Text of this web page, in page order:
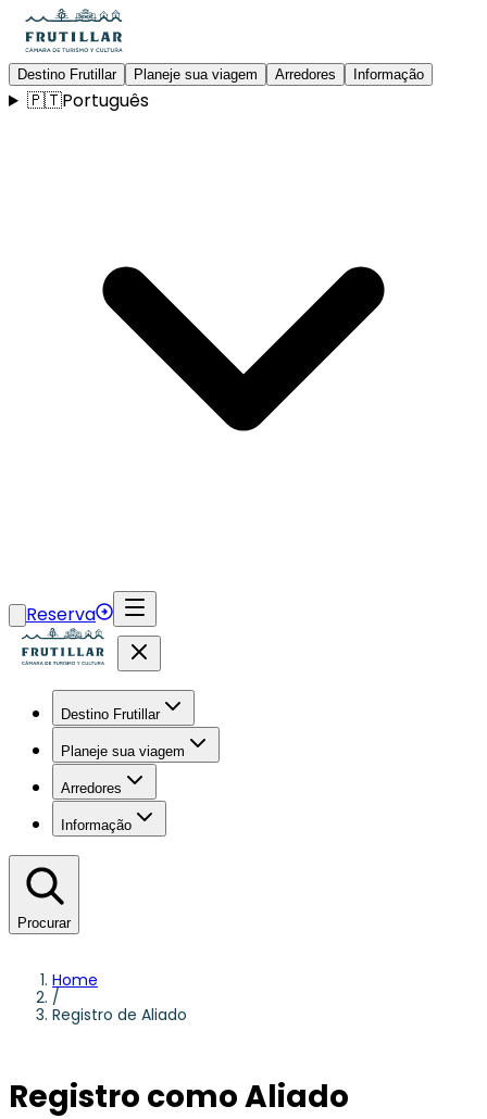
Destino Frutillar Planeje sua viagem Arredores Informação
🇵🇹Português
Reserva
Destino Frutillar
Planeje sua viagem
Arredores
Informação
Procurar
Home
/
Registro de Aliado
Registro como Aliado